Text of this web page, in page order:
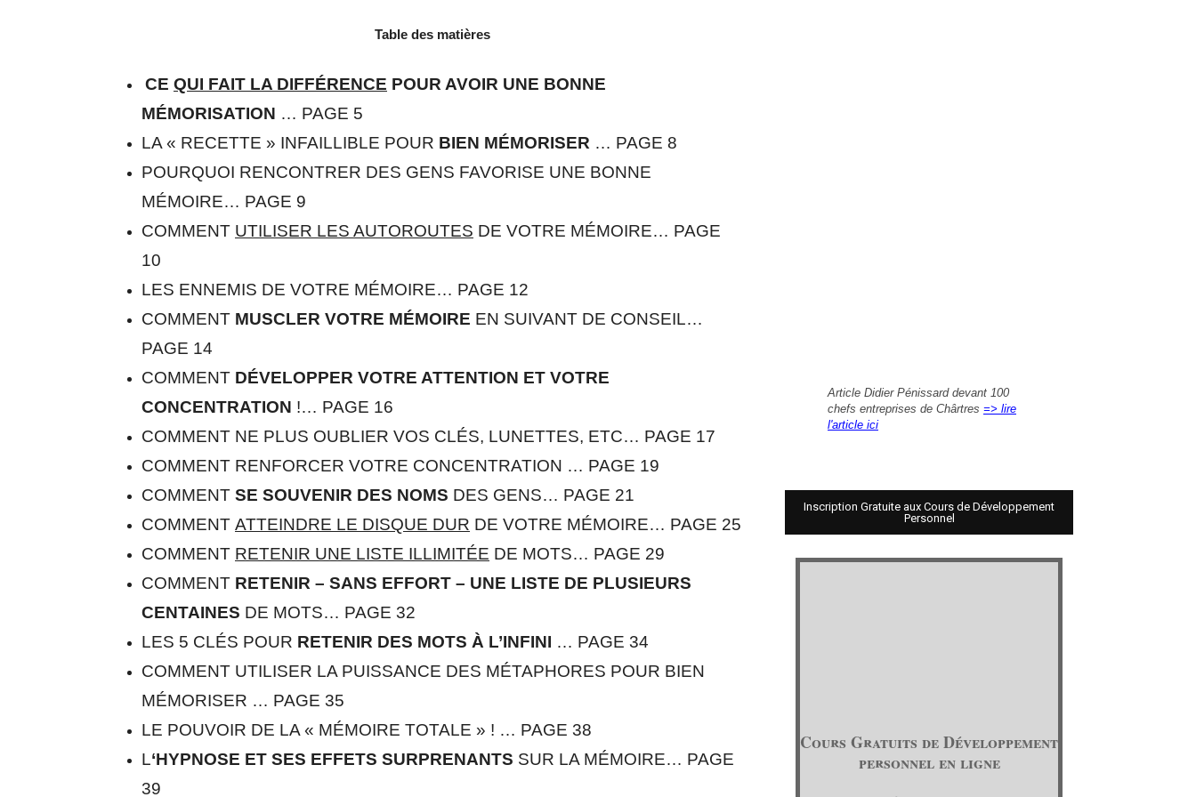
Table des matières
CE QUI FAIT LA DIFFÉRENCE POUR AVOIR UNE BONNE
MÉMORISATION … PAGE 5
LA « RECETTE » INFAILLIBLE POUR BIEN MÉMORISER … PAGE 8
POURQUOI RENCONTRER DES GENS FAVORISE UNE BONNE
MÉMOIRE… PAGE 9
COMMENT UTILISER LES AUTOROUTES DE VOTRE MÉMOIRE… PAGE
10
LES ENNEMIS DE VOTRE MÉMOIRE… PAGE 12
COMMENT MUSCLER VOTRE MÉMOIRE EN SUIVANT DE CONSEIL…
PAGE 14
COMMENT DÉVELOPPER VOTRE ATTENTION ET VOTRE
CONCENTRATION !… PAGE 16
COMMENT NE PLUS OUBLIER VOS CLÉS, LUNETTES, ETC… PAGE 17
COMMENT RENFORCER VOTRE CONCENTRATION … PAGE 19
COMMENT SE SOUVENIR DES NOMS DES GENS… PAGE 21
COMMENT ATTEINDRE LE DISQUE DUR DE VOTRE MÉMOIRE… PAGE 25
COMMENT RETENIR UNE LISTE ILLIMITÉE DE MOTS… PAGE 29
COMMENT RETENIR – SANS EFFORT – UNE LISTE DE PLUSIEURS
CENTAINES DE MOTS… PAGE 32
LES 5 CLÉS POUR RETENIR DES MOTS À L’INFINI … PAGE 34
COMMENT UTILISER LA PUISSANCE DES MÉTAPHORES POUR BIEN
MÉMORISER … PAGE 35
LE POUVOIR DE LA « MÉMOIRE TOTALE » ! … PAGE 38
L‘HYPNOSE ET SES EFFETS SURPRENANTS SUR LA MÉMOIRE… PAGE
39
Article Didier Pénissard devant 100
chefs entreprises de Chârtres => lire
l'article ici
Inscription Gratuite aux Cours de Développement
Personnel
Cours Gratuits de Développement
personnel en ligne